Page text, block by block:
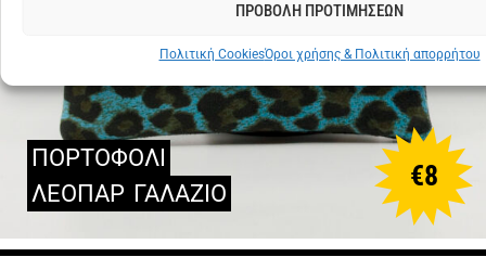
ΠΡΟΒΟΛΗ ΠΡΟΤΙΜΗΣΕΩΝ
Πολιτική CookiesΌροι χρήσης & Πολιτική απορρήτου
ΠΟΡΤΟΦΟΛΙ
ΛΕΟΠΑΡ ΓΑΛΑΖΙΟ
€8